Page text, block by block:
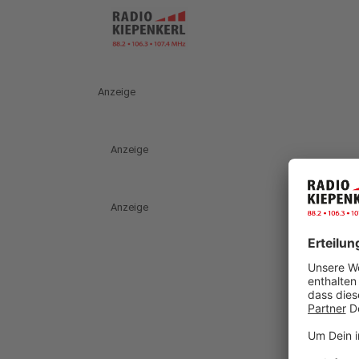
Anzeige
Anzeige
Anzeige